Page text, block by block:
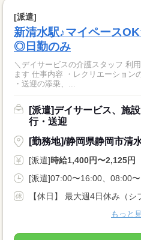
[派遣]
新清水駅♪マイペース
◎日勤のみ
＼デイサービスの介護スタッフ 利
ます 仕事内容 ・レクリエーション
・送迎の添乗、...
[派遣]デイサービス、施
行・送迎
[勤務地]/静岡県静岡市清
[派遣]時給1,400円〜2,125円
[派遣]07:00〜16:00、08:00
もっと